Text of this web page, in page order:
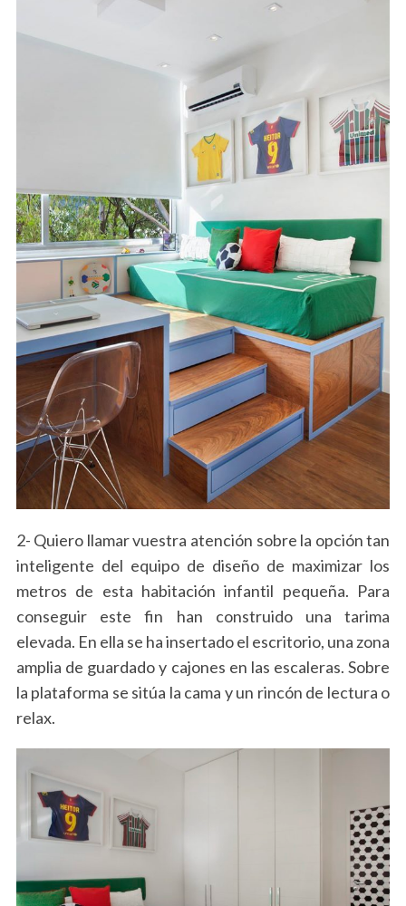
2- Quiero llamar vuestra atención sobre la opción tan
inteligente del equipo de diseño de maximizar los
metros de esta habitación infantil pequeña. Para
conseguir este fin han construido una tarima
elevada. En ella se ha insertado el escritorio, una zona
amplia de guardado y cajones en las escaleras. Sobre
la plataforma se sitúa la cama y un rincón de lectura o
relax.
S
h
f
o
: